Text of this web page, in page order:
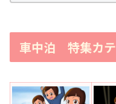
車中泊 特集カ